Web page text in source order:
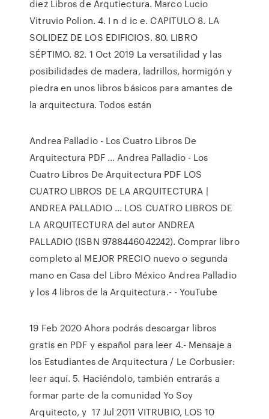
diez Libros de Arqutiectura. Marco Lucio
Vitruvio Polion. 4. I n d ic e. CAPITULO 8. LA
SOLIDEZ DE LOS EDIFICIOS. 80. LIBRO
SÉPTIMO. 82. 1 Oct 2019 La versatilidad y las
posibilidades de madera, ladrillos, hormigón y
piedra en unos libros básicos para amantes de
la arquitectura. Todos están
Andrea Palladio - Los Cuatro Libros De
Arquitectura PDF ... Andrea Palladio - Los
Cuatro Libros De Arquitectura PDF LOS
CUATRO LIBROS DE LA ARQUITECTURA |
ANDREA PALLADIO ... LOS CUATRO LIBROS DE
LA ARQUITECTURA del autor ANDREA
PALLADIO (ISBN 9788446042242). Comprar libro
completo al MEJOR PRECIO nuevo o segunda
mano en Casa del Libro México Andrea Palladio
y los 4 libros de la Arquitectura.- - YouTube
19 Feb 2020 Ahora podrás descargar libros
gratis en PDF y español para leer 4.- Mensaje a
los Estudiantes de Arquitectura / Le Corbusier:
leer aquí. 5. Haciéndolo, también entrarás a
formar parte de la comunidad Yo Soy
Arquitecto, y 17 Jul 2011 VITRUBIO, LOS 10